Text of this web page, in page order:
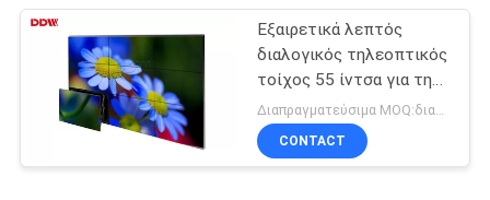
Τηλεοπτικός
τοίχος DDW LCD
Εξαιρετικά λεπτός
διαλογικός τηλεοπτικός
τοίχος 55 ίντσα για τη
διαφήμιση 1920x1080
Διαπραγματεύσιμα MOQ:διαπραγμάτευση
CONTACT